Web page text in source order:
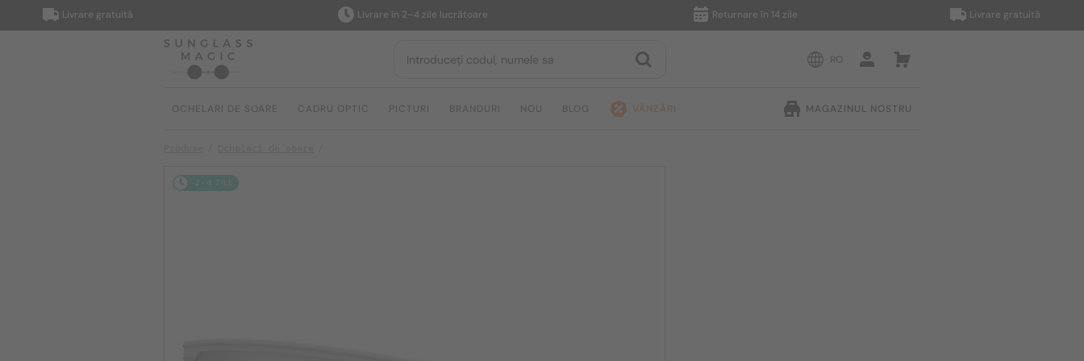
Livrare gratuită Livrare în 2–4 zile lucrătoare Returnare în 14 zile Livrare gratuită
RO
OCHELARI DE SOARE CADRU OPTIC PICTURI BRANDURI NOU BLOG VÂNZĂRI MAGAZINUL NOSTRU
2-4 ZILE